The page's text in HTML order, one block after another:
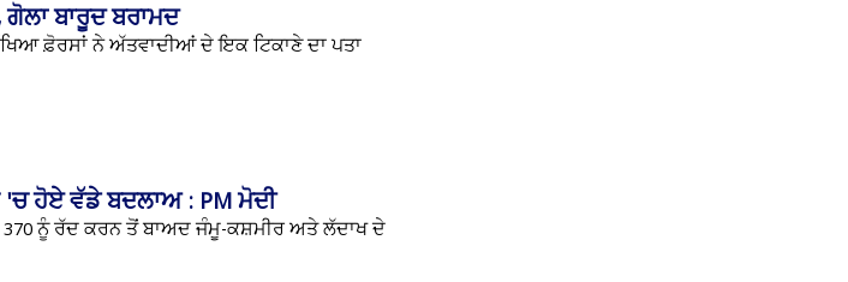
ਬਾਰੂਦ ਬਰਾਮਦ
ਫ਼ੋਰਸਾਂ ਨੇ ਅੱਤਵਾਦੀਆਂ ਦੇ ਇਕ ਟਿਕਾਣੇ ਦਾ ਪਤਾ
ਹੋਏ ਵੱਡੇ ਬਦਲਾਅ : PM ਮੋਦੀ
370 ਨੂੰ ਰੱਦ ਕਰਨ ਤੋਂ ਬਾਅਦ ਜੰਮੂ-ਕਸ਼ਮੀਰ ਅਤੇ ਲੱਦਾਖ ਦੇ